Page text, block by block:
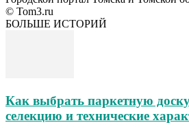
© Tom3.ru
БОЛЬШЕ ИСТОРИЙ
Как выбрать паркетную
селекцию и технические